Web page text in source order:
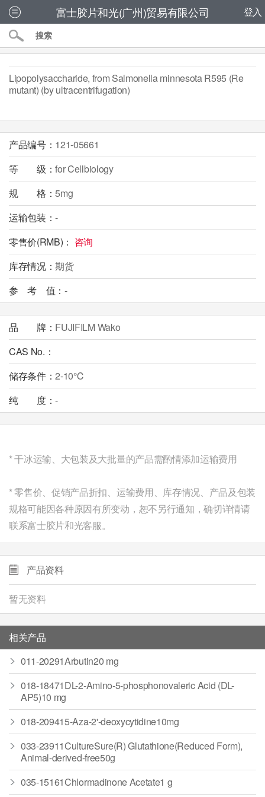
富士胶片和光(广州)贸易有限公司 登入
Lipopolysaccharide, from Salmonella minnesota R595 (Re
mutant) (by ultracentrifugation)
产品编号： 121-05661
等 级：for Cellbiology
规 格：5mg
运输包装：-
零售价(RMB)： 咨询
库存情况：期货
参 考 值：-
品 牌： FUJIFILM Wako
CAS No.：
储存条件：2-10℃
纯 度：-
* 干冰运输、大包装及大批量的产品需酌情添加运输费用
* 零售价、促销产品折扣、运输费用、库存情况、 产品及包装
规格可能因各种原因有所变动，恕不另行通知，确切详情请
联系富士胶片和光客服。
产品资料
暂无资料
相关产品
011-20291Arbutin20 mg
018-18471DL-2-Amino-5-phosphonovaleric Acid (DL-
AP5)10 mg
018-209415-Aza-2'-deoxycytidine10mg
033-23911CultureSure(R) Glutathione(Reduced Form),
Animal-derived-free50g
035-15161Chlormadinone Acetate1 g